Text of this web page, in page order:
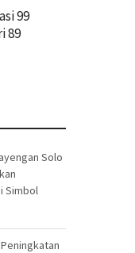
99
89
Solo
Simbol